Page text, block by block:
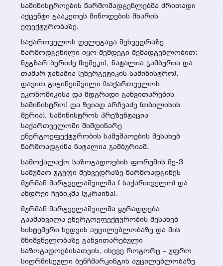
სამინისტროების წარმომადგენლებმა ძრითადი
აქცენტი გააკეთეს მიწოდების მხარის
ეფექტურობაზე.
საქართველოს დელეგაცა შეხვედრაზე
წარმოდგენილი იყო შემდეგი შემადგენლობით:
ნუგზარ ბერიძე (სემეკი), ნატალია ჯამბურია და
თამარ ჯანაშია (ენერგეტიკის სამინისტრო),
დავით გიგინეიშვილი (საქართველოს
ეკონომიკისა და მდგრადი განვითარების
სამინისტრო) და ზვიად არჩვაძე (თბილისის
მერია). სამინისტროს პრეზენტაცია
საქართველოში მიმდინარე
ენერგოეფექტურობის სამუშაოების შესახებ
წარმოადგინა ნატალია ჯამბურიამ.
სამოქალაქო საზოგადოების ფორუმის მე-3
სამუშაო ჯგუფი შეხვედრაზე წარმოადგინეს
მურმან მარგველაშვილმა ( საქართველო) და
ანდრეი ჩუბიკმა (უკრაინა).
მურმან მარგველაშვილმა ყურადღება
გაამახვილა ენერგოეფექტურობის შესახებ
სისტემური ხედვის აუცილებლობაზე და მის
მნიშვნელობაზე განვითარებული
საზოგადოებისათვის, ისევე როგორც – უფრო
სიღრმისეული ბენჩმარკინგის აუცილებლობაზე